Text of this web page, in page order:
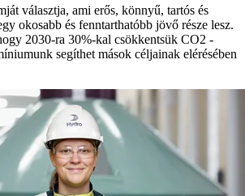
választja, ami erős, könnyű, tartós és
okosabb és fenntarthatóbb jövő része lesz.
2030-ra 30%-kal csökkentsük CO2 -
segíthet mások céljainak elérésében